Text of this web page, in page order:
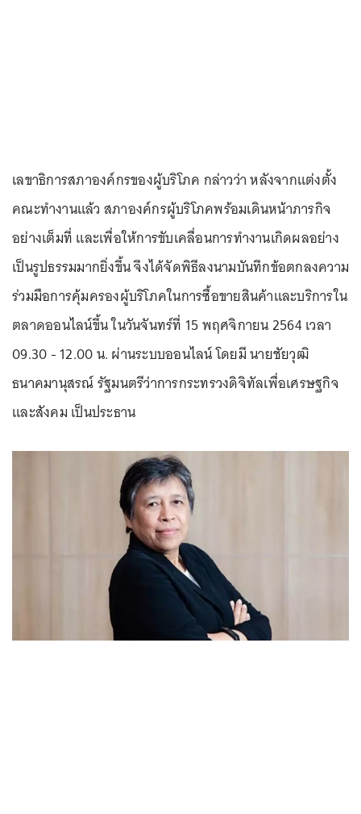
เลขาธิการสภาองค์กรของผู้บริโภค กล่าวว่า หลังจากแต่งตั้ง
คณะทำงานแล้ว สภาองค์กรผู้บริโภคพร้อมเดินหน้าภารกิจ
อย่างเต็มที่ และเพื่อให้การขับเคลื่อนการทำงานเกิดผลอย่าง
เป็นรูปธรรมมากยิ่งขึ้น จึงได้จัดพิธีลงนามบันทึกข้อตกลงความ
ร่วมมือการคุ้มครองผู้บริโภคในการซื้อขายสินค้าและบริการใน
ตลาดออนไลน์ขึ้น ในวันจันทร์ที่ 15 พฤศจิกายน 2564 เวลา
09.30 - 12.00 น. ผ่านระบบออนไลน์ โดยมี นายชัยวุฒิ
ธนาคมานุสรณ์ รัฐมนตรีว่าการกระทรวงดิจิทัลเพื่อเศรษฐกิจ
และสังคม เป็นประธาน